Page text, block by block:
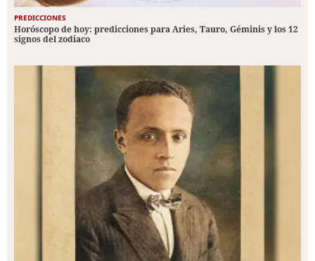
PREDICCIONES
Horóscopo de hoy: predicciones para Aries, Tauro, Géminis y los 12
signos del zodiaco